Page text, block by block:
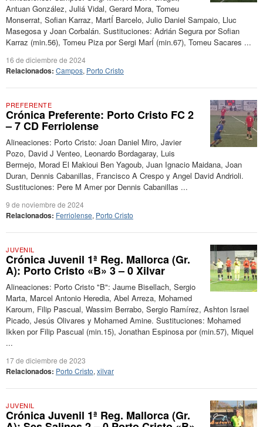
Antuan González, Juliá Vidal, Gerard Mora, Tomeu
Monserrat, Sofian Karraz, MartÍ Barcelo, Julio Daniel Sampaio, Lluc
Masegosa y Joan Corbalán. Sustituciones: Adrián Segura por Sofian
Karraz (min.56), Tomeu Piza por Sergi MarÍ (min.67), Tomeu Sacares ...
16 de diciembre de 2024
Relacionados: Campos, Porto Cristo
PREFERENTE
Crónica Preferente: Porto Cristo FC 2
– 7 CD Ferriolense
Alineaciones: Porto Cristo: Joan Daniel Miro, Javier
Pozo, David J Venteo, Leonardo Bordagaray, Luis
Bermejo, Morad El Makioui Ben Yagoub, Juan Ignacio Maidana, Joan
Duran, Dennis Cabanillas, Francisco A Crespo y Angel David Andrioli.
Sustituciones: Pere M Amer por Dennis Cabanillas ...
9 de noviembre de 2024
Relacionados: Ferriolense, Porto Cristo
JUVENIL
Crónica Juvenil 1ª Reg. Mallorca (Gr.
A): Porto Cristo «B» 3 – 0 Xilvar
Alineaciones: Porto Cristo "B": Jaume Bisellach, Sergio
Marta, Marcel Antonio Heredia, Abel Arreza, Mohamed
Karoum, Filip Pascual, Wassim Berrabo, Sergio Ramírez, Ashton Israel
Picado, Jesús Olivares y Mohamed Amine. Sustituciones: Mohamed
Ikken por Filip Pascual (min.15), Jonathan Espinosa por (min.57), Miquel
...
17 de diciembre de 2023
Relacionados: Porto Cristo, xilvar
JUVENIL
Crónica Juvenil 1ª Reg. Mallorca (Gr.